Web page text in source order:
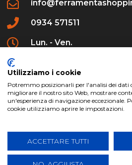
0934 571511
Lun. - Ven.
Creative Agency | All Rights
Utilizziamo i cookie
Potremmo posizionarli per l'analisi dei dati
migliorare il nostro sito Web, mostrare
un'esperienza di navigazione eccezionale.
cookie utilizziamo aprire le impostazioni.
ACCETTARE TUTTI